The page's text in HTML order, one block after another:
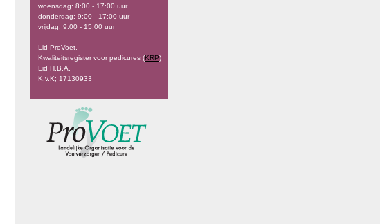
woensdag: 8:00 - 17:00 uur
donderdag: 9:00 - 17:00 uur
vrijdag: 9:00 - 15:00 uur
Lid ProVoet,
Kwaliteitsregister voor pedicures (KRP)
Lid H.B.A,
K.v.K; 17130933